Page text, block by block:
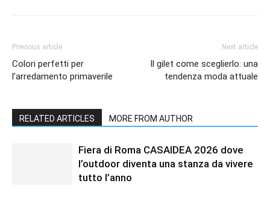
Previous article
Colori perfetti per
l’arredamento primaverile
Next article
Il gilet come sceglierlo: una
tendenza moda attuale
RELATED ARTICLES MORE FROM AUTHOR
Fiera di Roma CASAIDEA 2026 dove
l’outdoor diventa una stanza da vivere
tutto l’anno